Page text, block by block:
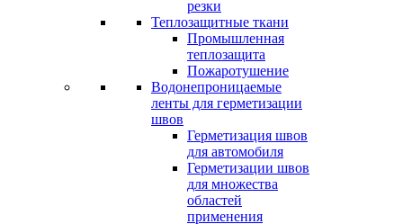
резки
Теплозащитные ткани
Промышленная
теплозащита
Пожаротушение
Водонепроницаемые
ленты для герметизации
швов
Герметизация швов
для автомобиля
Герметизации швов
для множества
областей
применения